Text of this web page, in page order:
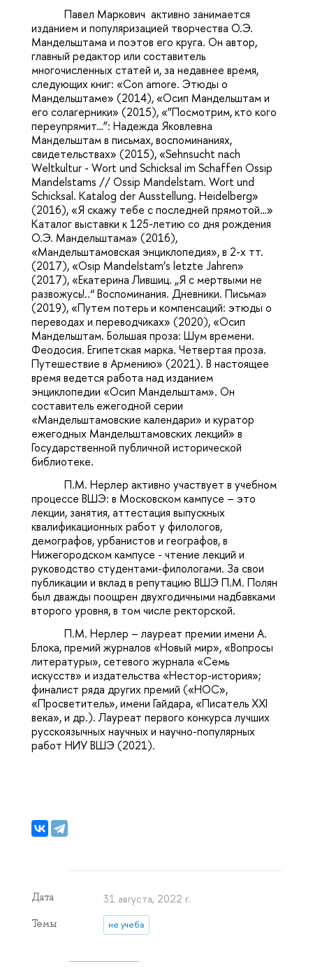
Павел Маркович активно занимается
изданием и популяризацией творчества О.Э.
Мандельштама и поэтов его круга. Он автор,
главный редактор или составитель
многочисленных статей и, за недавнее время,
следующих книг: «Con amore. Этюды о
Мандельштаме» (2014), «Осип Мандельштам и
его солагерники» (2015), «”Посмотрим, кто кого
переупрямит…”: Надежда Яковлевна
Мандельштам в письмах, воспоминаниях,
свидетельствах» (2015), «Sehnsucht nach
Weltkultur - Wort und Schicksal im Schaffen Ossip
Mandelstams // Ossip Mandelstam. Wort und
Schicksal. Katalog der Ausstellung. Heidelberg»
(2016), «Я скажу тебе с последней прямотой…»
Каталог выставки к 125-летию со дня рождения
О.Э. Мандельштама» (2016),
«Мандельштамовская энциклопедия», в 2-х тт.
(2017), «Osip Mandelstam’s letzte Jahren»
(2017), «Екатерина Лившиц. „Я с мертвыми не
развожусь!..“ Воспоминания. Дневники. Письма»
(2019), «Путем потерь и компенсаций: этюды о
переводах и переводчиках» (2020), «Осип
Мандельштам. Большая проза: Шум времени.
Феодосия. Египетская марка. Четвертая проза.
Путешествие в Армению» (2021). В настоящее
время ведется работа над изданием
энциклопедии «Осип Мандельштам». Он
составитель ежегодной серии
«Мандельштамовские календари» и куратор
ежегодных Мандельштамовских лекций» в
Государственной публичной исторической
библиотеке.
П.М. Нерлер активно участвует в учебном
процессе ВШЭ: в Московском кампусе – это
лекции, занятия, аттестация выпускных
квалификационных работ у филологов,
демографов, урбанистов и географов, в
Нижегородском кампусе - чтение лекций и
руководство студентами-филологами. За свои
публикации и вклад в репутацию ВШЭ П.М. Полян
был дважды поощрен двухгодичными надбавками
второго уровня, в том числе ректорской.
П.М. Нерлер – лауреат премии имени А.
Блока, премий журналов «Новый мир», «Вопросы
литературы», сетевого журнала «Семь
искусств» и издательства «Нестор-история»;
финалист ряда других премий («НОС»,
«Просветитель», имени Гайдара, «Писатель XXI
века», и др.). Лауреат первого конкурса лучших
русскоязычных научных и научно-популярных
работ НИУ ВШЭ (2021).
Дата 31 августа, 2022 г.
Темы не учеба